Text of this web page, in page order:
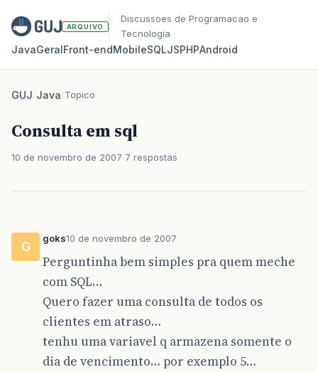
ARQUIVO
Discussoes de Programacao e
Tecnologia
JavaGeralFront‑endMobileSQLJSPHPAndroid
GUJ/Java/Topico
Consulta em sql
10 de novembro de 2007 7 respostas
G
goks10 de novembro de 2007
Perguntinha bem simples pra quem meche
com SQL…
Quero fazer uma consulta de todos os
clientes em atraso…
tenhu uma variavel q armazena somente o
dia de vencimento… por exemplo 5…